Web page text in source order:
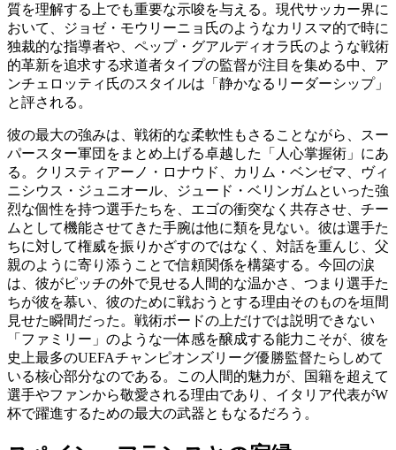
質を理解する上でも重要な示唆を与える。現代サッカー界に
おいて、ジョゼ・モウリーニョ氏のようなカリスマ的で時に
独裁的な指導者や、ペップ・グアルディオラ氏のような戦術
的革新を追求する求道者タイプの監督が注目を集める中、ア
ンチェロッティ氏のスタイルは「静かなるリーダーシップ」
と評される。
彼の最大の強みは、戦術的な柔軟性もさることながら、スー
パースター軍団をまとめ上げる卓越した「人心掌握術」にあ
る。クリスティアーノ・ロナウド、カリム・ベンゼマ、ヴィ
ニシウス・ジュニオール、ジュード・ベリンガムといった強
烈な個性を持つ選手たちを、エゴの衝突なく共存させ、チー
ムとして機能させてきた手腕は他に類を見ない。彼は選手た
ちに対して権威を振りかざすのではなく、対話を重んじ、父
親のように寄り添うことで信頼関係を構築する。今回の涙
は、彼がピッチの外で見せる人間的な温かさ、つまり選手た
ちが彼を慕い、彼のために戦おうとする理由そのものを垣間
見せた瞬間だった。戦術ボードの上だけでは説明できない
「ファミリー」のような一体感を醸成する能力こそが、彼を
史上最多のUEFAチャンピオンズリーグ優勝監督たらしめて
いる核心部分なのである。この人間的魅力が、国籍を超えて
選手やファンから敬愛される理由であり、イタリア代表がW
杯で躍進するための最大の武器ともなるだろう。